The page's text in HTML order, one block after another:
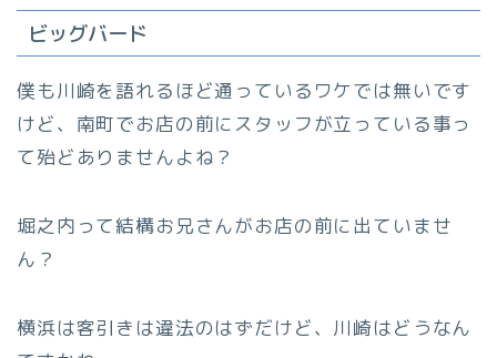
ビッグバード
僕も川崎を語れるほど通っているワケでは無いです
けど、南町でお店の前にスタッフが立っている事っ
て殆どありませんよね？
堀之内って結構お兄さんがお店の前に出ていませ
ん？
横浜は客引きは違法のはずだけど、川崎はどうなん